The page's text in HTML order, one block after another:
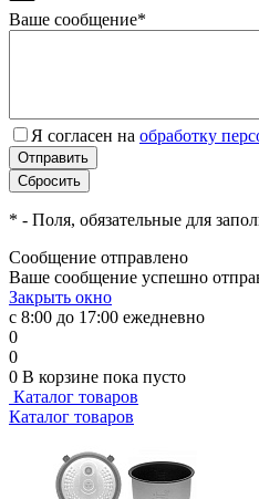
Ваше сообщение*
Я согласен на обработку
* - Поля, обязательные для
Сообщение отправлено
Ваше сообщение успешно
Закрыть окно
с 8:00 до 17:00 ежедневно
0
0
0 В корзине пока пусто
Каталог товаров
Каталог товаров